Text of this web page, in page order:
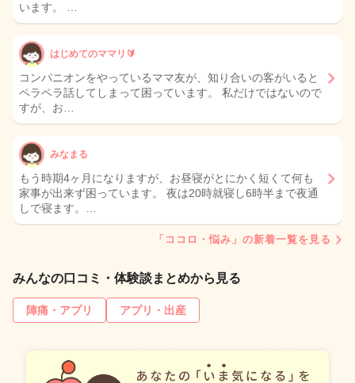
います。 …
はじめてのママリ🔰
コンパニオンをやっているママ友が、知り合いの客がいると
ペラペラ話してしまって困っています。 私だけではないので
すが、お…
みなまる
もう時期4ヶ月になりますが、お昼寝がとにかく短くて何も
家事が出来ず困っています。 夜は20時就寝し6時半まで夜通
しで寝ます。…
「ココロ・悩み」の新着一覧を見る
みんなの口コミ・体験談まとめから見る
陣痛・アプリ アプリ・出産